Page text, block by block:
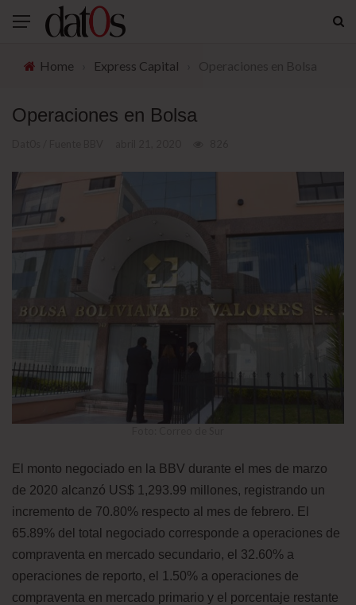
Home Express Capital
Operaciones en Bolsa
El monto negociado en la BBV durante el mes de marzo
de 2020 alcanzó US$ 1,293.99 millones, registrando un
incremento de 70.80% respecto al mes de febrero. El
65.89% del total negociado corresponde a operaciones de
compraventa en mercado secundario, el 32.60% a
operaciones de reporto, el 1.50% a operaciones de
compraventa en mercado primario y el porcentaje restante